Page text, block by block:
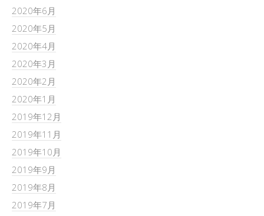
2020年6月
2020年5月
2020年4月
2020年3月
2020年2月
2020年1月
2019年12月
2019年11月
2019年10月
2019年9月
2019年8月
2019年7月